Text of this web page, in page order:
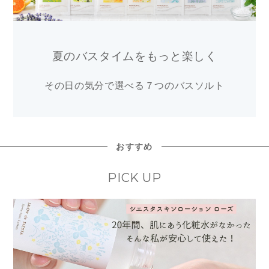
夏のバスタイムをもっと楽しく
その日の気分で選べる７つのバスソルト
おすすめ
PICK UP